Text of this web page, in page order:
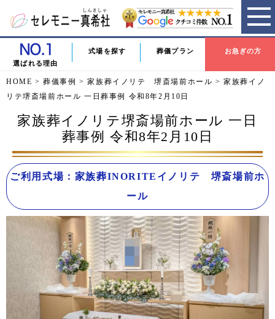
選ばれる理由
式場を探す 葬儀プラン お急ぎの方
HOME >葬儀事例 >家族葬イノリテ 堺斎場前ホール >家族葬イノ
リテ堺斎場前ホール 一日葬事例 令和8年2月10日
家族葬イノリテ堺斎場前ホール 一日
葬事例 令和8年2月10日
ご利用式場：家族葬INORITEイノリテ 堺斎場前ホ
ール